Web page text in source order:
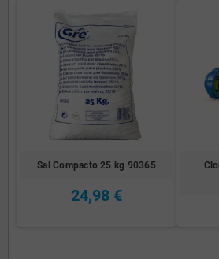
Sal Compacto 25 kg 90365
24,98 €